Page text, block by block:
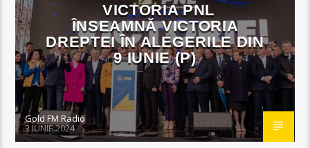
VICTORIA PNL
ÎNSEAMNĂ VICTORIA
DREPTEI ÎN ALEGERILE DIN
9 IUNIE (P)
Gold FM Radio
3 IUNIE 2024